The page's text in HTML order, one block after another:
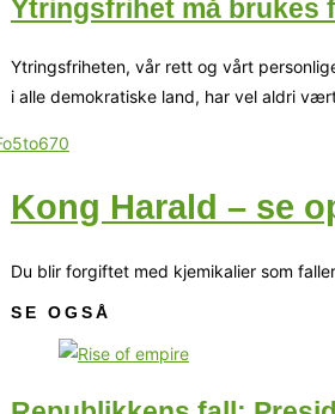
Ytringsfrihet må brukes
Ytringsfriheten, vår rett og vårt
i alle demokratiske land, har vel aldri
Kong Harald – se
Du blir forgiftet med kjemikalier som
SE OGSÅ